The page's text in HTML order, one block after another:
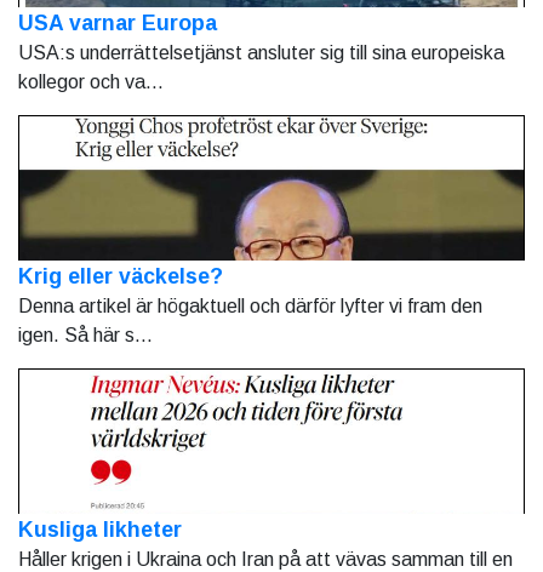
USA varnar Europa
USA:s underrättelsetjänst ansluter sig till sina europeiska
kollegor och va...
Krig eller väckelse?
Denna artikel är högaktuell och därför lyfter vi fram den
igen. Så här s...
Kusliga likheter
Håller krigen i Ukraina och Iran på att vävas samman till en